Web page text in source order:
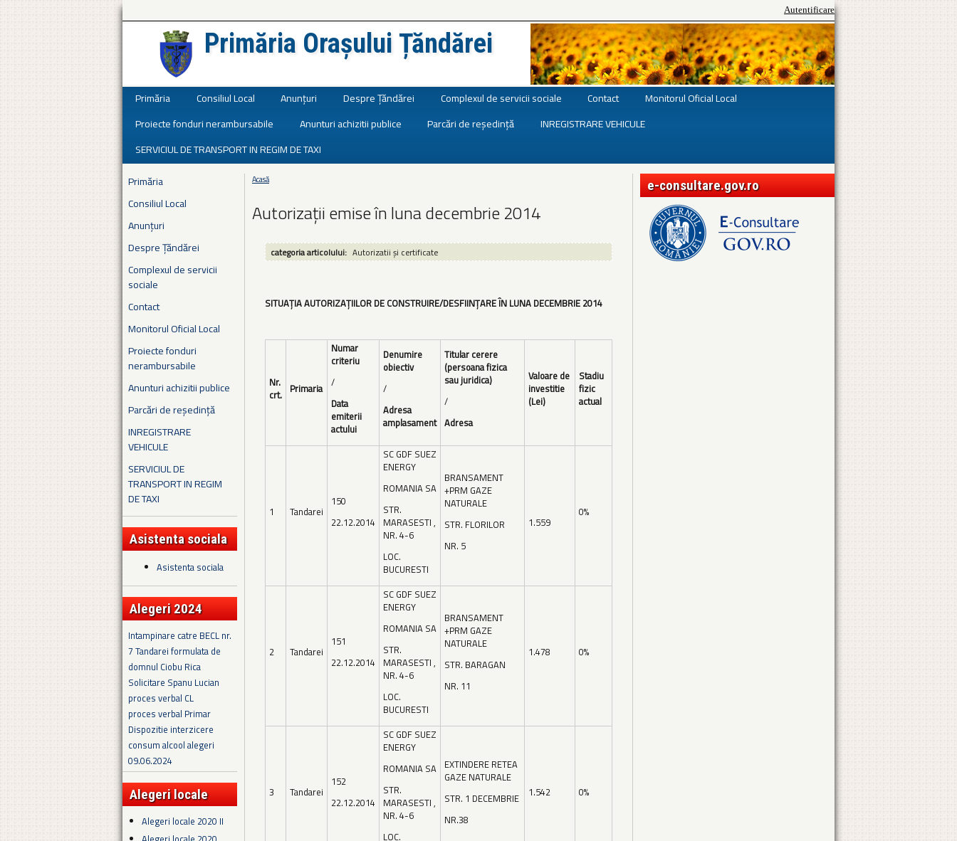
Autentificare
Primăria Orașului Țăndărei
Primăria Consiliul Local Anunțuri Despre Țăndărei Complexul de servicii sociale Contact
Monitorul Oficial Local
Proiecte fonduri nerambursabile
Anunturi achizitii publice Parcări de reședință
INREGISTRARE VEHICULE
SERVICIUL DE TRANSPORT IN REGIM DE TAXI
Primăria
Consiliul Local
Anunțuri
Despre Țăndărei
Complexul de servicii
sociale
Contact
Monitorul Oficial Local
Proiecte fonduri
nerambursabile
Anunturi achizitii publice
Parcări de reședință
INREGISTRARE
VEHICULE
SERVICIUL DE
TRANSPORT IN REGIM
DE TAXI
Asistenta sociala
Asistenta sociala
Alegeri 2024
Intampinare catre BECL nr.
7 Tandarei formulata de
domnul Ciobu Rica
Solicitare Spanu Lucian
proces verbal CL
proces verbal Primar
Dispozitie interzicere
consum alcool alegeri
09.06.2024
Alegeri locale
Alegeri locale 2020 II
Eşti aici
Acasă
Autorizații emise în luna decembrie 2014
categoria articolului: Autorizatii și certificate
SITUAȚIA AUTORIZAȚIILOR DE CONSTRUIRE/DESFIINȚARE ÎN LUNA DECEMBRIE 2014
Nr.
crt. Primaria
Numar
criteriu
/
Data
emiterii
actului
Denumire
obiectiv
/
Adresa
amplasament
Titular cerere
(persoana fizica
sau juridica)
/
Adresa
Valoare de
investitie
(Lei)
Stadiu
fizic
actual
1 Tandarei
150
22.12.2014
SC GDF SUEZ
ENERGY
ROMANIA SA
STR.
MARASESTI ,
NR. 4-6
LOC.
BUCURESTI
BRANSAMENT
+PRM GAZE
NATURALE
STR. FLORILOR
NR. 5
1.559
0%
2 Tandarei
151
22.12.2014
SC GDF SUEZ
ENERGY
ROMANIA SA
STR.
MARASESTI ,
NR. 4-6
LOC.
BUCURESTI
BRANSAMENT
+PRM GAZE
NATURALE
STR. BARAGAN
NR. 11
1.478 0%
3 Tandarei
152
22.12.2014
SC GDF SUEZ
ENERGY
ROMANIA SA
STR.
MARASESTI ,
NR. 4-6
LOC.
EXTINDERE RETEA
GAZE NATURALE
STR. 1 DECEMBRIE
NR.38
1.542 0%
e-consultare.gov.ro